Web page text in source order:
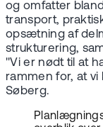
og omfatter
transport,
opsætning af
strukturering,
"Vi er nødt til at
rammen for, at vi
Søberg.